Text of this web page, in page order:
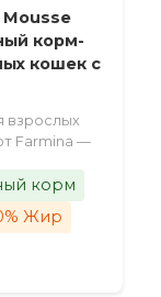
корм-
кошек с
взрослых
Farmina —
корм
Жир